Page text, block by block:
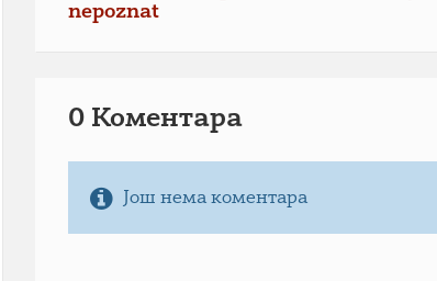
nepoznat
0 Коментарa
Још нема коментара